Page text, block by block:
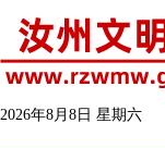
2026年8月8日 星期六